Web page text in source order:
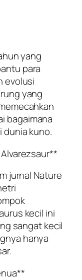
yang
para
evolusi
yang
bagaimana
kuno.
jurnal Nature
kecil ini
sangat kecil
hanya